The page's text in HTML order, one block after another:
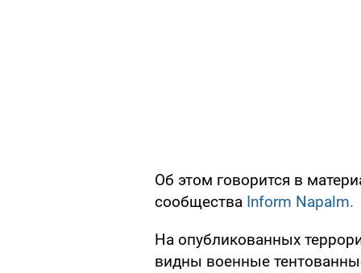
Об этом говорится в
сообщества Inform Napalm.
На опубликованных
видны военные